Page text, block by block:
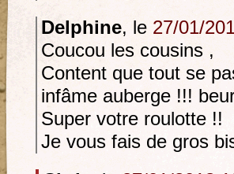
Delphine, le 27/01/
Coucou les cousins ,
Content que tout se
infâme auberge !!!
Super votre roulotte !!
Je vous fais de gros